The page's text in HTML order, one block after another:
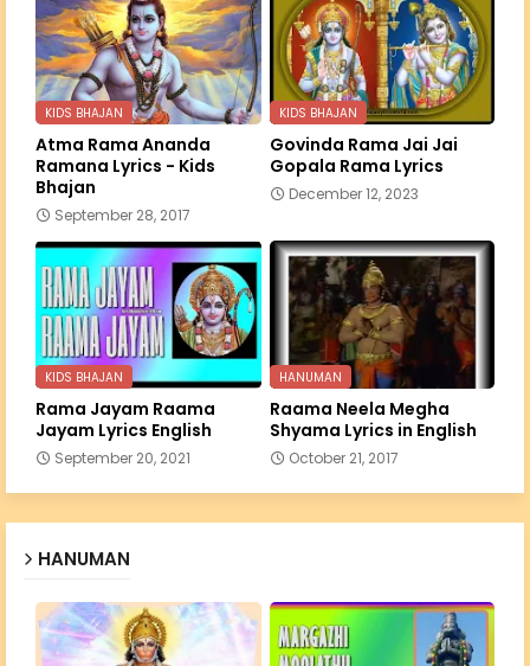
KIDS BHAJAN
Atma Rama Ananda
Ramana Lyrics - Kids
Bhajan
September 28, 2017
KIDS BHAJAN
Govinda Rama Jai Jai
Gopala Rama Lyrics
December 12, 2023
KIDS BHAJAN
Rama Jayam Raama
Jayam Lyrics English
September 20, 2021
HANUMAN
Raama Neela Megha
Shyama Lyrics in English
October 21, 2017
HANUMAN